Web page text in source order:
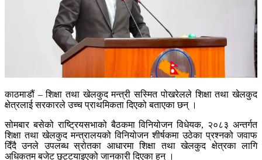
काठमाडौं – शिक्षा तथा खेलकुद मन्त्री सस्मित पोखरेलले शिक्षा तथा खेलकुद
क्षेत्रलाई सरकारले उच्च प्राथमिकता दिएको बताएका छन् ।
सोमबार बसेको राष्ट्रियसभाको बैठकमा विनियोजन विधेयक, २०८३ अन्तर्गत
शिक्षा तथा खेलकुद मन्त्रालयको विनियोजन शीर्षकमा उठेका प्रश्नको जवाफ
दिँदै उनले उपलब्ध स्रोतका आधारमा शिक्षा तथा खेलकुद क्षेत्रका लागि
अधिकतम बजेट छुट्टयाइएको जानकारी दिएका हुन् ।